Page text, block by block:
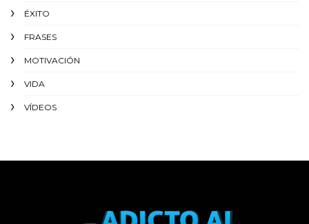
ÉXITO‬
FRASES
MOTIVACIÓN
VIDA
VÍDEOS